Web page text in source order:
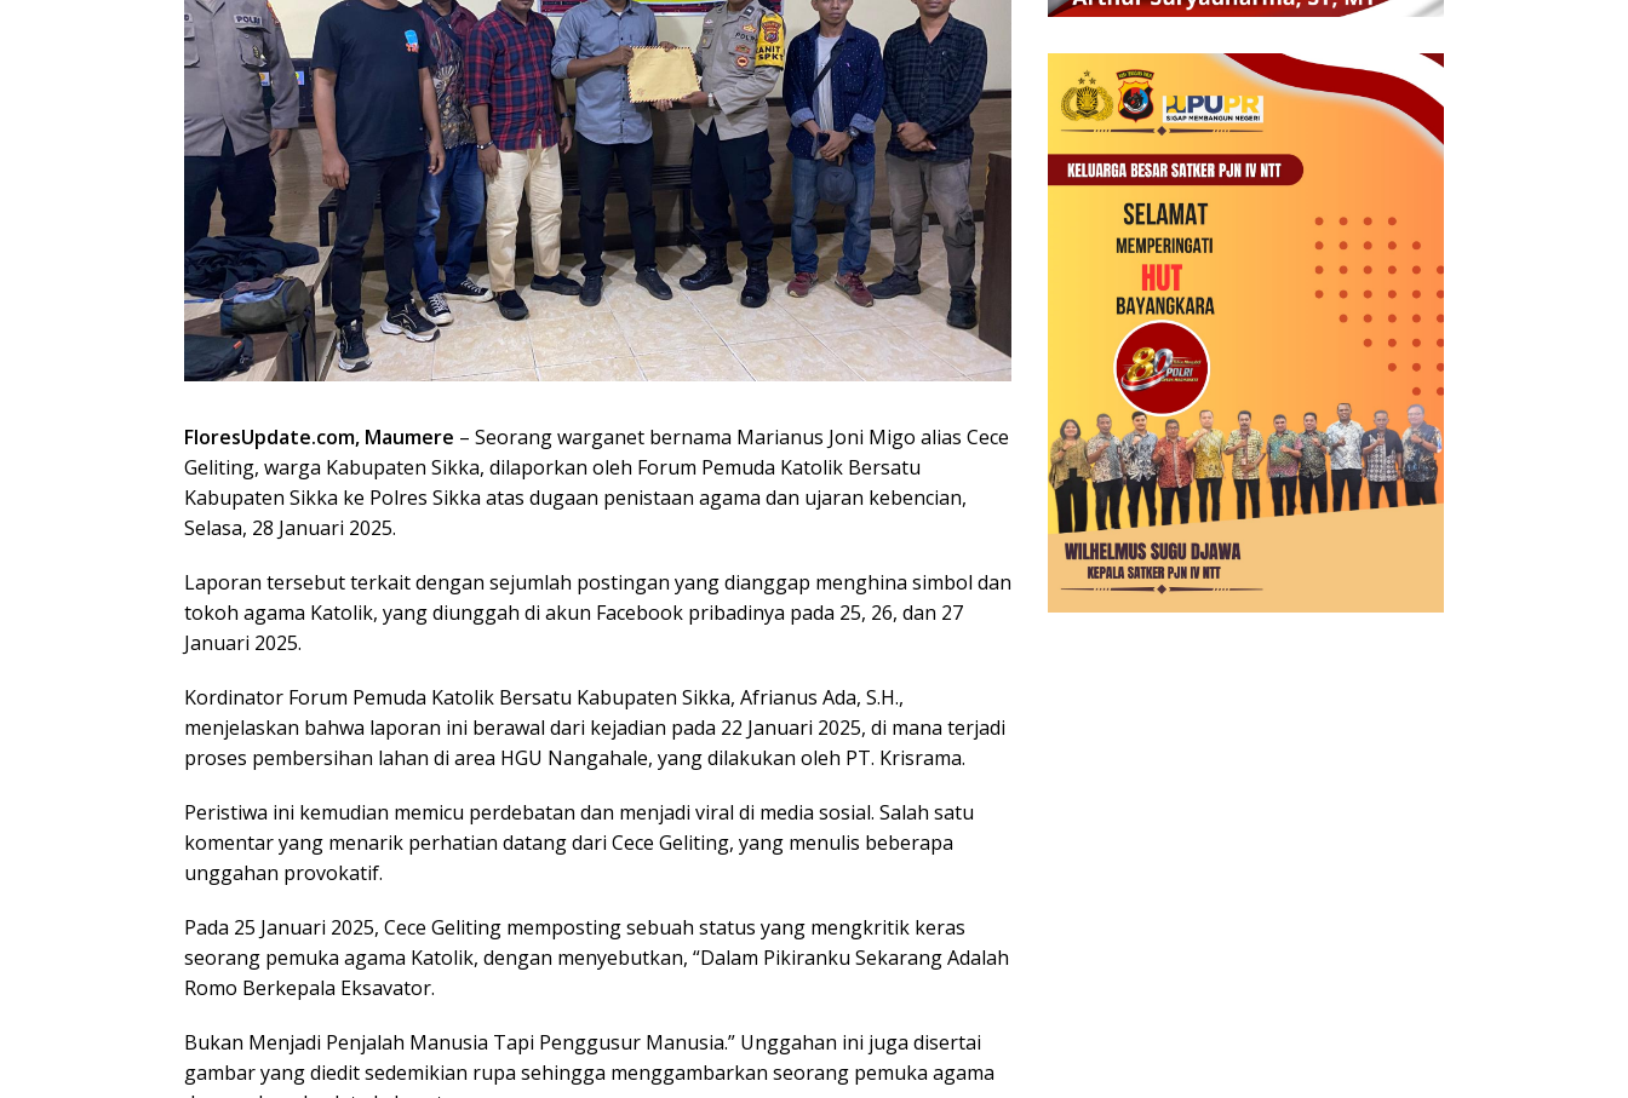
FloresUpdate.com, Maumere – Seorang warganet bernama Marianus Joni Migo alias Cece
Geliting, warga Kabupaten Sikka, dilaporkan oleh Forum Pemuda Katolik Bersatu
Kabupaten Sikka ke Polres Sikka atas dugaan penistaan agama dan ujaran kebencian,
Selasa, 28 Januari 2025.
Laporan tersebut terkait dengan sejumlah postingan yang dianggap menghina simbol dan
tokoh agama Katolik, yang diunggah di akun Facebook pribadinya pada 25, 26, dan 27
Januari 2025.
Kordinator Forum Pemuda Katolik Bersatu Kabupaten Sikka, Afrianus Ada, S.H.,
menjelaskan bahwa laporan ini berawal dari kejadian pada 22 Januari 2025, di mana terjadi
proses pembersihan lahan di area HGU Nangahale, yang dilakukan oleh PT. Krisrama.
Peristiwa ini kemudian memicu perdebatan dan menjadi viral di media sosial. Salah satu
komentar yang menarik perhatian datang dari Cece Geliting, yang menulis beberapa
unggahan provokatif.
Pada 25 Januari 2025, Cece Geliting memposting sebuah status yang mengkritik keras
seorang pemuka agama Katolik, dengan menyebutkan, “Dalam Pikiranku Sekarang Adalah
Romo Berkepala Eksavator.
Bukan Menjadi Penjalah Manusia Tapi Penggusur Manusia.” Unggahan ini juga disertai
gambar yang diedit sedemikian rupa sehingga menggambarkan seorang pemuka agama